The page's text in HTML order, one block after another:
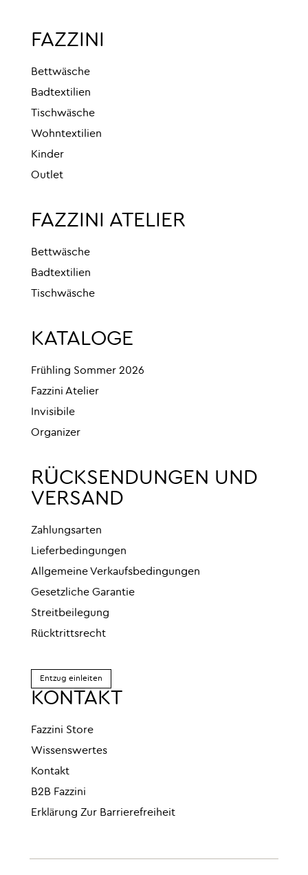
FAZZINI
Bettwäsche
Badtextilien
Tischwäsche
Wohntextilien
Kinder
Outlet
FAZZINI ATELIER
Bettwäsche
Badtextilien
Tischwäsche
KATALOGE
Frühling Sommer 2026
Fazzini Atelier
Invisibile
Organizer
RÜCKSENDUNGEN UND
VERSAND
Zahlungsarten
Lieferbedingungen
Allgemeine Verkaufsbedingungen
Gesetzliche Garantie
Streitbeilegung
Rücktrittsrecht
Entzug einleiten
KONTAKT
Fazzini Store
Wissenswertes
Kontakt
B2B Fazzini
Erklärung Zur Barrierefreiheit